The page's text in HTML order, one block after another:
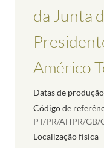
da Junta
Américo
Datas de produção
Código de
PT/PR/AHPR/
Localização física